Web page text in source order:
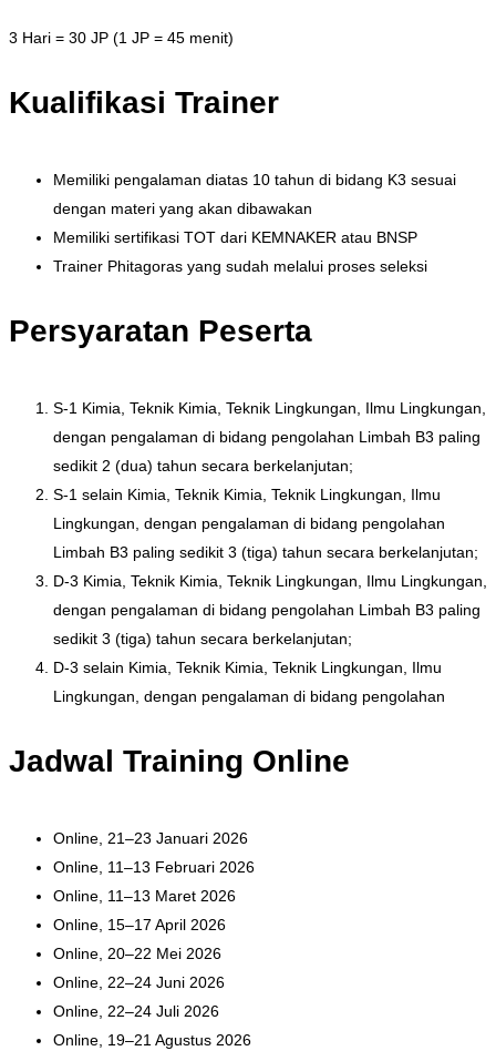
3 Hari = 30 JP (1 JP = 45 menit)
Kualifikasi Trainer
Memiliki pengalaman diatas 10 tahun di bidang K3 sesuai
dengan materi yang akan dibawakan
Memiliki sertifikasi TOT dari KEMNAKER atau BNSP
Trainer Phitagoras yang sudah melalui proses seleksi
Persyaratan Peserta
S-1 Kimia, Teknik Kimia, Teknik Lingkungan, Ilmu Lingkungan,
dengan pengalaman di bidang pengolahan Limbah B3 paling
sedikit 2 (dua) tahun secara berkelanjutan;
S-1 selain Kimia, Teknik Kimia, Teknik Lingkungan, Ilmu
Lingkungan, dengan pengalaman di bidang pengolahan
Limbah B3 paling sedikit 3 (tiga) tahun secara berkelanjutan;
D-3 Kimia, Teknik Kimia, Teknik Lingkungan, Ilmu Lingkungan,
dengan pengalaman di bidang pengolahan Limbah B3 paling
sedikit 3 (tiga) tahun secara berkelanjutan;
D-3 selain Kimia, Teknik Kimia, Teknik Lingkungan, Ilmu
Lingkungan, dengan pengalaman di bidang pengolahan
Jadwal Training Online
Online, 21–23 Januari 2026
Online, 11–13 Februari 2026
Online, 11–13 Maret 2026
Online, 15–17 April 2026
Online, 20–22 Mei 2026
Online, 22–24 Juni 2026
Online, 22–24 Juli 2026
Online, 19–21 Agustus 2026